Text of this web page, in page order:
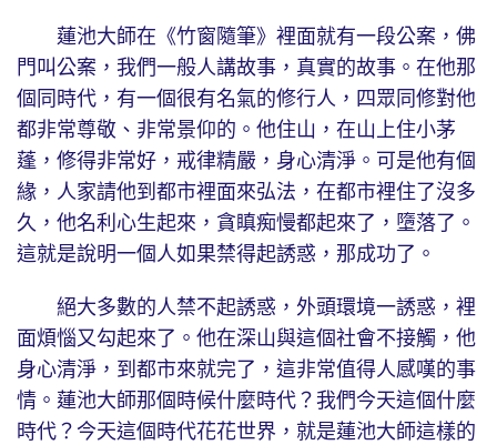
蓮池大師在《竹窗隨筆》裡面就有一段公案，佛
門叫公案，我們一般人講故事，真實的故事。在他那
個同時代，有一個很有名氣的修行人，四眾同修對他
都非常尊敬、非常景仰的。他住山，在山上住小茅
蓬，修得非常好，戒律精嚴，身心清淨。可是他有個
緣，人家請他到都市裡面來弘法，在都市裡住了沒多
久，他名利心生起來，貪瞋痴慢都起來了，墮落了。
這就是說明一個人如果禁得起誘惑，那成功了。
絕大多數的人禁不起誘惑，外頭環境一誘惑，裡
面煩惱又勾起來了。他在深山與這個社會不接觸，他
身心清淨，到都市來就完了，這非常值得人感嘆的事
情。蓮池大師那個時候什麼時代？我們今天這個什麼
時代？今天這個時代花花世界，就是蓮池大師這樣的